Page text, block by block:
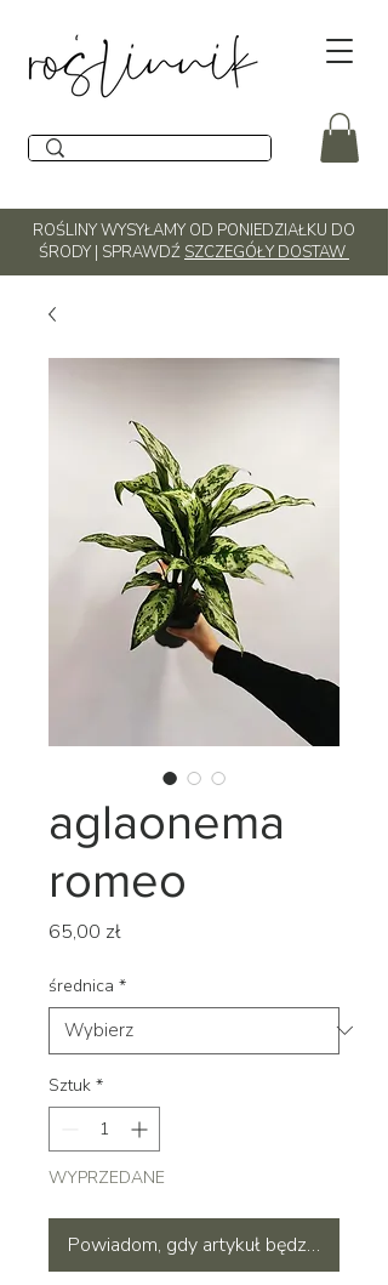
ROŚLINY WYSYŁAMY OD PONIEDZIAŁKU DO
ŚRODY | SPRAWDŹ SZCZEGÓŁY DOSTAW
aglaonema
romeo
65,00 złCena
średnica *
Sztuk *
WYPRZEDANE
Powiadom, gdy artykuł będzie